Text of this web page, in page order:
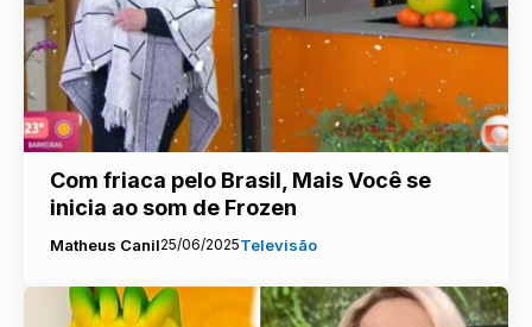
Com friaca pelo Brasil, Mais Você se
inicia ao som de Frozen
Matheus Canil25/06/2025Televisão